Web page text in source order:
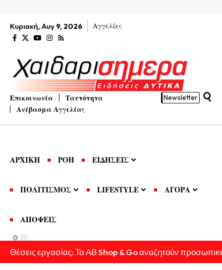
Κυριακή, Αυγ 9, 2026 Αγγελίες
Επικοινωνία
Ταυτότητα
Ανέβασμα Αγγελίας
Newsletter
ΑΡΧΙΚΗ ΡΟΗ ΕΙΔΗΣΕΙΣ
ΠΟΛΙΤΙΣΜΟΣ LIFESTYLE ΑΓΟΡΑ
ΑΠΟΨΕΙΣ
Θέσεις εργασίας: Τα ΑΒ Shop & Go αναζητούν